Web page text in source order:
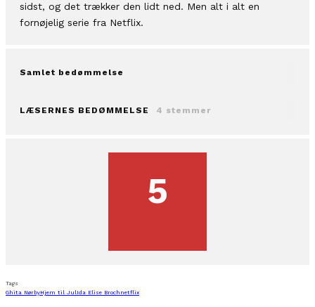
sidst, og det trækker den lidt ned. Men alt i alt en
fornøjelig serie fra Netflix.
Samlet bedømmelse
LÆSERNES BEDØMMELSE 4 stemmer
5
Tags
Ghita NørbyHjem til Jul Ida Elise Broch netflix